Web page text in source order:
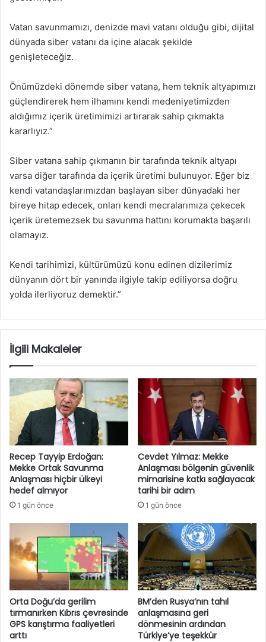
Vatan savunmamızı, denizde mavi vatanı olduğu gibi, dijital
dünyada siber vatanı da içine alacak şekilde
genişleteceğiz.
Önümüzdeki dönemde siber vatana, hem teknik altyapımızı
güçlendirerek hem ilhamını kendi medeniyetimizden
aldığımız içerik üretimimizi artırarak sahip çıkmakta
kararlıyız.”
Siber vatana sahip çıkmanın bir tarafında teknik altyapı
varsa diğer tarafında da içerik üretimi bulunuyor. Eğer biz
kendi vatandaşlarımızdan başlayan siber dünyadaki her
bireye hitap edecek, onları kendi mecralarımıza çekecek
içerik üretemezsek bu savunma hattını korumakta başarılı
olamayız.
Kendi tarihimizi, kültürümüzü konu edinen dizilerimiz
dünyanın dört bir yanında ilgiyle takip ediliyorsa doğru
yolda ilerliyoruz demektir.”
İlgili Makaleler
Recep Tayyip Erdoğan:
Mekke Ortak Savunma
Anlaşması hiçbir ülkeyi
hedef almıyor
1 gün önce
Cevdet Yılmaz: Mekke
Anlaşması bölgenin güvenlik
mimarisine katkı sağlayacak
tarihi bir adım
1 gün önce
Orta Doğu’da gerilim
tırmanırken Kıbrıs çevresinde
GPS karıştırma faaliyetleri
arttı
BM’den Rusya’nın tahıl
anlaşmasına geri
dönmesinin ardından
Türkiye’ye teşekkür